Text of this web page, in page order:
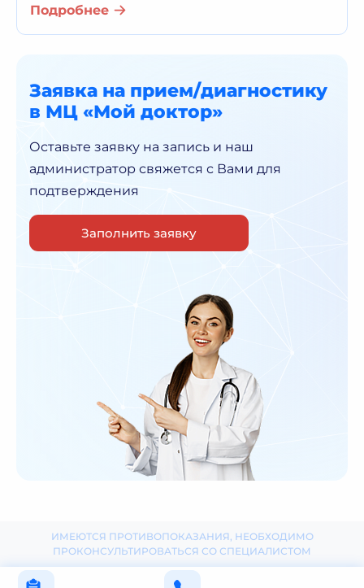
Подробнее
Заявка на прием/диагностику
в МЦ «Мой доктор»
Оставьте заявку на запись и наш
администратор свяжется с Вами для
подтверждения
Заполнить заявку
ИМЕЮТСЯ ПРОТИВОПОКАЗАНИЯ, НЕОБХОДИМО
ПРОКОНСУЛЬТИРОВАТЬСЯ СО СПЕЦИАЛИСТОМ